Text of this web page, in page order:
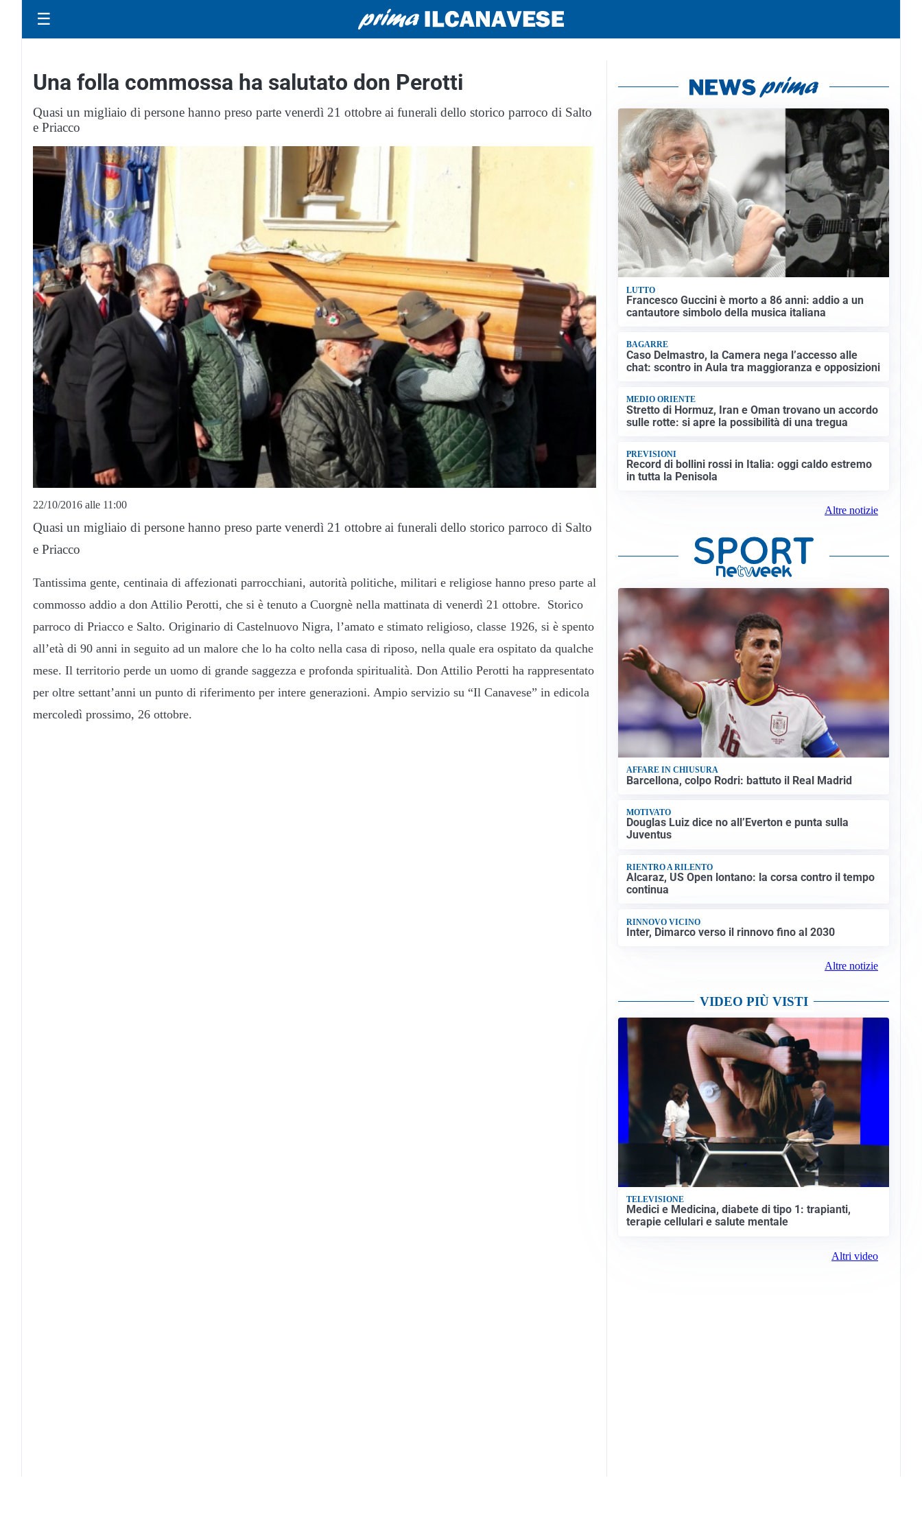
☰
Una folla commossa ha salutato don Perotti
Quasi un migliaio di persone hanno preso parte venerdì 21 ottobre ai funerali dello storico parroco di Salto
e Priacco
22/10/2016 alle 11:00
Quasi un migliaio di persone hanno preso parte venerdì 21 ottobre ai funerali dello storico parroco di Salto
e Priacco
Tantissima gente, centinaia di affezionati parrocchiani, autorità politiche, militari e religiose hanno preso parte al
commosso addio a don Attilio Perotti, che si è tenuto a Cuorgnè nella mattinata di venerdì 21 ottobre. Storico
parroco di Priacco e Salto. Originario di Castelnuovo Nigra, l’amato e stimato religioso, classe 1926, si è spento
all’età di 90 anni in seguito ad un malore che lo ha colto nella casa di riposo, nella quale era ospitato da qualche
mese. Il territorio perde un uomo di grande saggezza e profonda spiritualità. Don Attilio Perotti ha rappresentato
per oltre settant’anni un punto di riferimento per intere generazioni. Ampio servizio su “Il Canavese” in edicola
mercoledì prossimo, 26 ottobre.
LUTTO
Francesco Guccini è morto a 86 anni: addio a un
cantautore simbolo della musica italiana
BAGARRE
Caso Delmastro, la Camera nega l’accesso alle
chat: scontro in Aula tra maggioranza e opposizioni
MEDIO ORIENTE
Stretto di Hormuz, Iran e Oman trovano un accordo
sulle rotte: si apre la possibilità di una tregua
PREVISIONI
Record di bollini rossi in Italia: oggi caldo estremo
in tutta la Penisola
Altre notizie
AFFARE IN CHIUSURA
Barcellona, colpo Rodri: battuto il Real Madrid
MOTIVATO
Douglas Luiz dice no all’Everton e punta sulla
Juventus
RIENTRO A RILENTO
Alcaraz, US Open lontano: la corsa contro il tempo
continua
RINNOVO VICINO
Inter, Dimarco verso il rinnovo fino al 2030
Altre notizie
VIDEO PIÙ VISTI
TELEVISIONE
Medici e Medicina, diabete di tipo 1: trapianti,
terapie cellulari e salute mentale
Altri video